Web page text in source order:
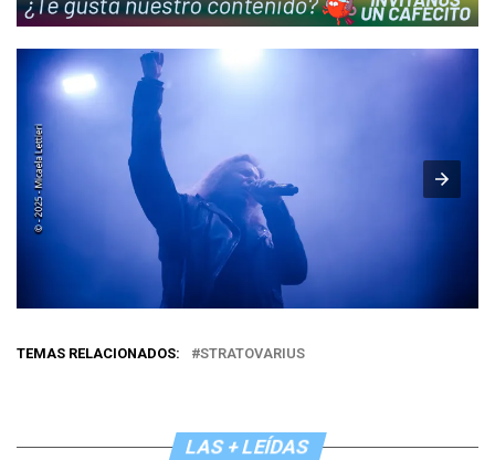
TEMAS RELACIONADOS: STRATOVARIUS
LAS + LEÍDAS